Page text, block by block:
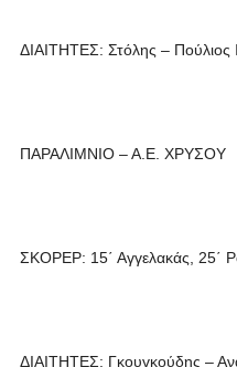
ΔΙΑΙΤΗΤΕΣ: Στόλης – Πούλιος
ΠΑΡΑΛΙΜΝΙΟ – Α.Ε.
ΣΚΟΡΕΡ: 15΄ Αγγελακάς, 25΄
ΔΙΑΙΤΗΤΕΣ: Γκουγκούδης –